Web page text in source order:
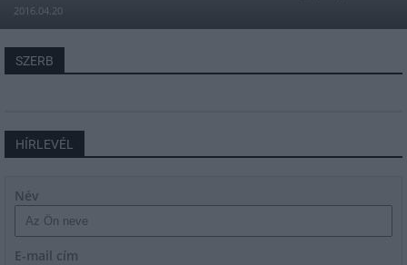
2016.04.20
SZERB
HÍRLEVÉL
Név
E-mail cím